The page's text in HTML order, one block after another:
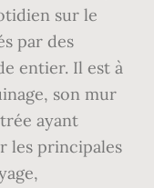
sur le
par des
entier. Il est à
son mur
ayant
les principales